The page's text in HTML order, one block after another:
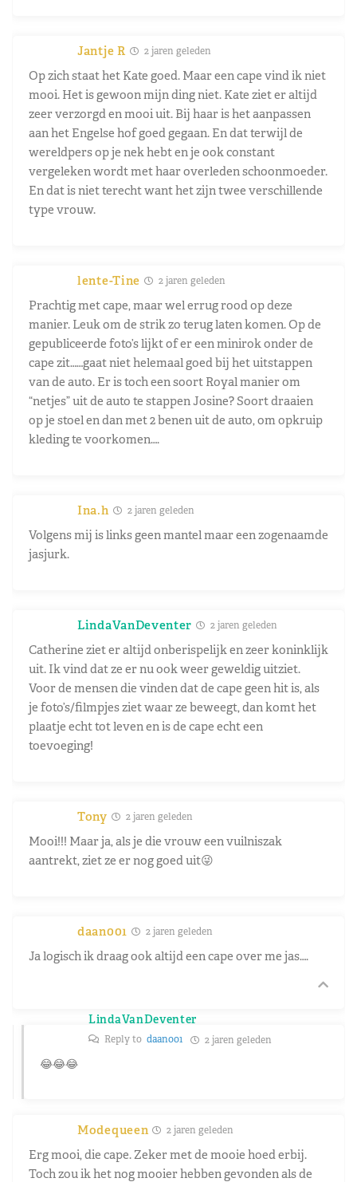
Jantje R 2 jaren geleden
Op zich staat het Kate goed. Maar een cape vind ik niet
mooi. Het is gewoon mijn ding niet. Kate ziet er altijd
zeer verzorgd en mooi uit. Bij haar is het aanpassen
aan het Engelse hof goed gegaan. En dat terwijl de
wereldpers op je nek hebt en je ook constant
vergeleken wordt met haar overleden schoonmoeder.
En dat is niet terecht want het zijn twee verschillende
type vrouw.
lente-Tine 2 jaren geleden
Prachtig met cape, maar wel errug rood op deze
manier. Leuk om de strik zo terug laten komen. Op de
gepubliceerde foto’s lijkt of er een minirok onder de
cape zit……gaat niet helemaal goed bij het uitstappen
van de auto. Er is toch een soort Royal manier om
“netjes” uit de auto te stappen Josine? Soort draaien
op je stoel en dan met 2 benen uit de auto, om opkruip
kleding te voorkomen….
Ina.h 2 jaren geleden
Volgens mij is links geen mantel maar een zogenaamde
jasjurk.
LindaVanDeventer 2 jaren geleden
Catherine ziet er altijd onberispelijk en zeer koninklijk
uit. Ik vind dat ze er nu ook weer geweldig uitziet.
Voor de mensen die vinden dat de cape geen hit is, als
je foto’s/filmpjes ziet waar ze beweegt, dan komt het
plaatje echt tot leven en is de cape echt een
toevoeging!
Tony 2 jaren geleden
Mooi!!! Maar ja, als je die vrouw een vuilniszak
aantrekt, ziet ze er nog goed uit😜
daan001 2 jaren geleden
Ja logisch ik draag ook altijd een cape over me jas….
LindaVanDeventer
Reply to daan001 2 jaren geleden
😂😂😂
Modequeen 2 jaren geleden
Erg mooi, die cape. Zeker met de mooie hoed erbij.
Toch zou ik het nog mooier hebben gevonden als de